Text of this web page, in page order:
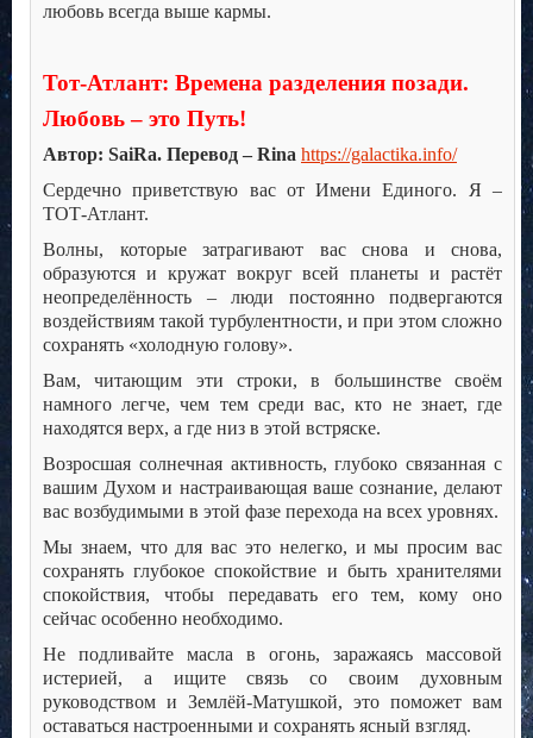
любовь всегда выше кармы.
Тот-Атлант: Времена разделения позади.
Любовь – это Путь!
Автор: SaiRa. Перевод – Rina https://galactika.info/
Сердечно приветствую вас от Имени Единого. Я –
ТОТ-Атлант.
Волны, которые затрагивают вас снова и снова,
образуются и кружат вокруг всей планеты и растёт
неопределённость – люди постоянно подвергаются
воздействиям такой турбулентности, и при этом сложно
сохранять «холодную голову».
Вам, читающим эти строки, в большинстве своём
намного легче, чем тем среди вас, кто не знает, где
находятся верх, а где низ в этой встряске.
Возросшая солнечная активность, глубоко связанная с
вашим Духом и настраивающая ваше сознание, делают
вас возбудимыми в этой фазе перехода на всех уровнях.
Мы знаем, что для вас это нелегко, и мы просим вас
сохранять глубокое спокойствие и быть хранителями
спокойствия, чтобы передавать его тем, кому оно
сейчас особенно необходимо.
Не подливайте масла в огонь, заражаясь массовой
истерией, а ищите связь со своим духовным
руководством и Землёй-Матушкой, это поможет вам
оставаться настроенными и сохранять ясный взгляд.